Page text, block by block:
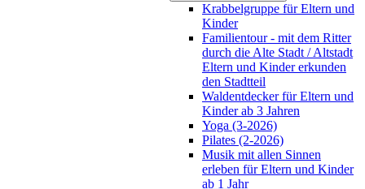
Krabbelgruppe für Eltern und
Kinder
Familientour - mit dem Ritter
durch die Alte Stadt / Altstadt
Eltern und Kinder erkunden
den Stadtteil
Waldentdecker für Eltern und
Kinder ab 3 Jahren
Yoga (3-2026)
Pilates (2-2026)
Musik mit allen Sinnen
erleben für Eltern und Kinder
ab 1 Jahr